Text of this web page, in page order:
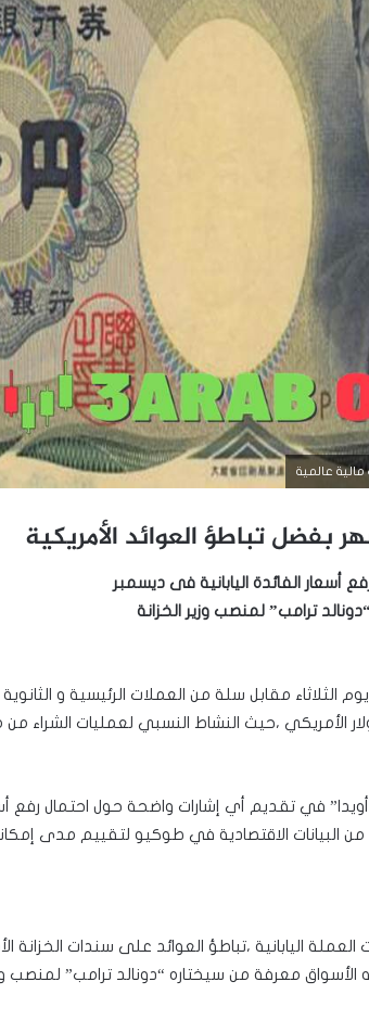
عالمية
أسعار الفائدة اليابانية فى ديسمبر
ترامب” لمنصب وزير الخزانة
يوم الثلاثاء مقابل سلة من العملات الرئيسية و
الأمريكي ،حيث النشاط النسبي لعمليات الشراء
أويدا” في تقديم أي إشارات واضحة حول احتمال رفع
البيانات الاقتصادية في طوكيو لتقييم مدى إمكانية
اليابانية ،تباطؤ العوائد على سندات الخزانة
معرفة من سيختاره “دونالد ترامب” لمنصب